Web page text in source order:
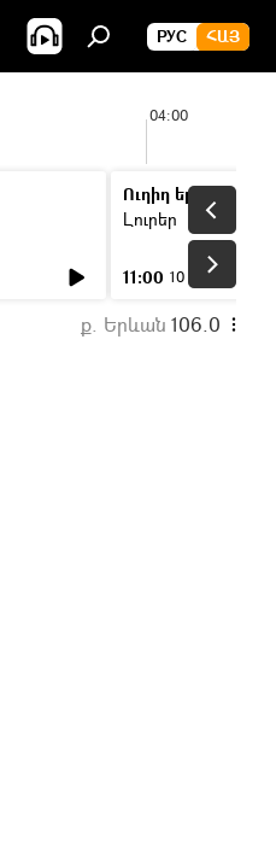
РУС ՀԱՅ
04:00
Ուղիղ եթեր
Լուրեր
11:00 10 ր
ք. Երևան 106.0